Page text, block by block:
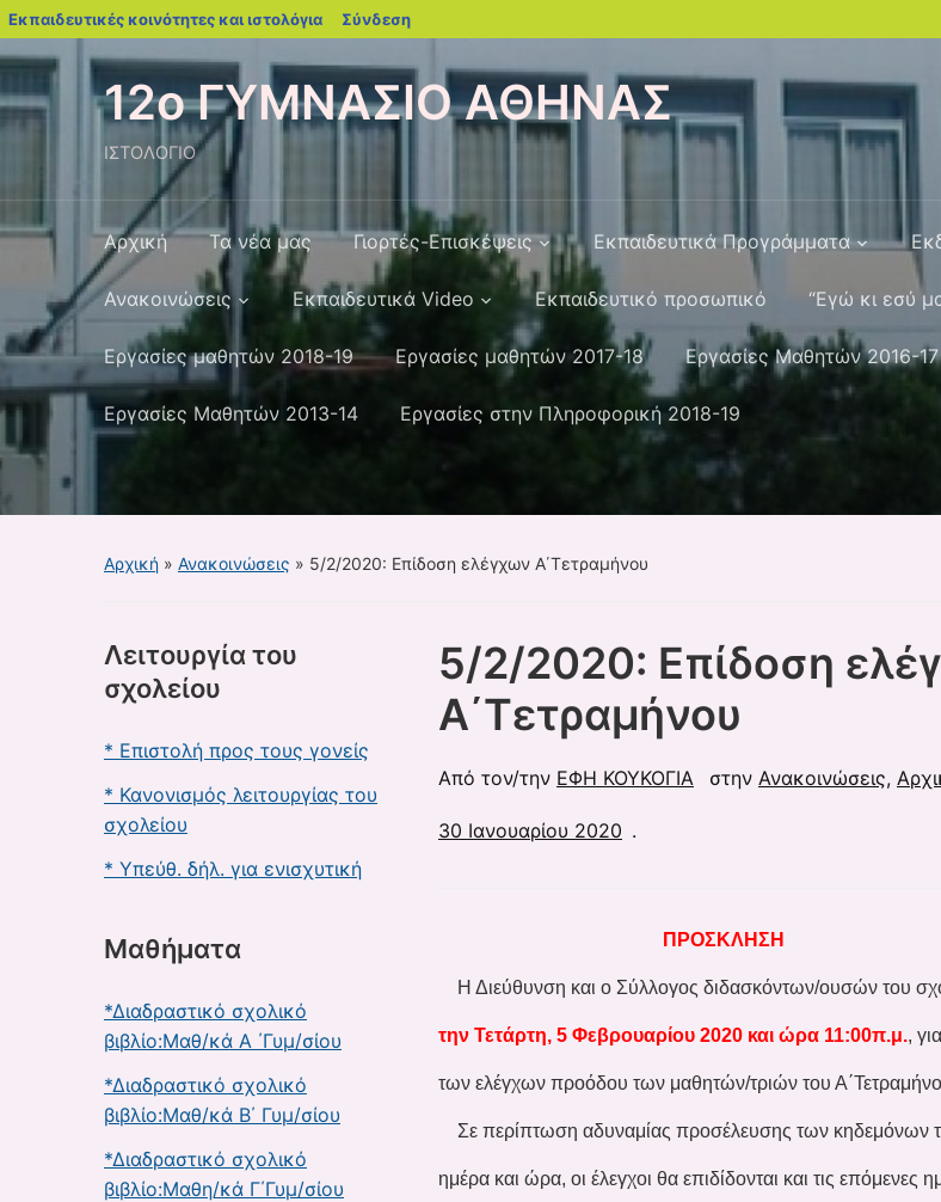
Εκπαιδευτικές κοινότητες και ιστολόγια blogs.sch.gr
Σύνδεση
12ο ΓΥΜΝΑΣΙΟ ΑΘΗΝΑΣ
ΙΣΤΟΛΟΓΙΟ
Αρχική Τα νέα μας Γιορτές-Επισκέψεις Εκπαιδευτικά Προγράμματα
Ανακοινώσεις Εκπαιδευτικά Video Εκπαιδευτικό προσωπικό “Εγώ κι εσύ
Εργασίες μαθητών 2018-19 Εργασίες μαθητών 2017-18 Εργασίες Μαθητών 2016-17
Εργασίες Μαθητών 2013-14 Εργασίες στην Πληροφορική 2018-19
Αρχική » Ανακοινώσεις » 5/2/2020: Επίδοση ελέγχων Α΄Τετραμήνου
Λειτουργία του
σχολείου
* Επιστολή προς τους γονείς
* Κανονισμός λειτουργίας του
σχολείου
* Υπεύθ. δήλ. για ενισχυτική
Μαθήματα
*Διαδραστικό σχολικό
βιβλίο:Μαθ/κά Α ΄Γυμ/σίου
*Διαδραστικό σχολικό
βιβλίο:Μαθ/κά Β΄ Γυμ/σίου
*Διαδραστικό σχολικό
βιβλίο:Μαθη/κά Γ΄Γυμ/σίου
5/2/2020: Επίδοση
Α΄Τετραμήνου
Από τον/την ΕΦΗ ΚΟΥΚΟΓΙΑ στην Ανακοινώσεις,
30 Ιανουαρίου 2020 .
ΠΡΟΣΚΛΗΣΗ
Η Διεύθυνση και ο Σύλλογος διδασκόντων/ουσών του
την Τετάρτη, 5 Φεβρουαρίου 2020 και ώρα 11:00π.μ.,
των ελέγχων προόδου των μαθητών/τριών του
Σε περίπτωση αδυναμίας προσέλευσης των κηδεμόνων
ημέρα και ώρα, οι έλεγχοι θα επιδίδονται και τις επόμενες